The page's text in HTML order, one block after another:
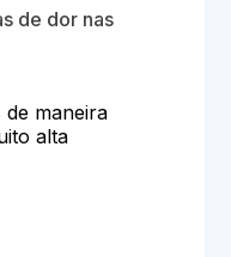
de dor nas
maneira
alta